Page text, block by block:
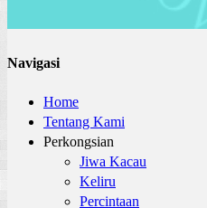
Navigasi
Home
Tentang Kami
Perkongsian
Jiwa Kacau
Keliru
Percintaan